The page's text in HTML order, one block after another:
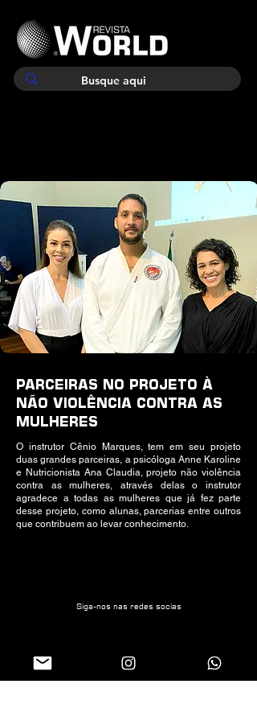
PARCEIRAS NO PROJETO À
NÃO VIOLÊNCIA CONTRA AS
MULHERES
O instrutor Cênio Marques, tem em seu projeto
duas grandes parceiras, a psicóloga Anne Karoline
e Nutricionista Ana Claudia, projeto não violência
contra as mulheres, através delas o instrutor
agradece a todas as mulheres que já fez parte
desse projeto, como alunas, parcerias entre outros
que contribuem ao levar conhecimento.
Siga-nos nas redes socias